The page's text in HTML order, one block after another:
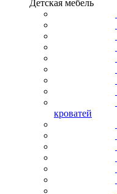
Детская мебель
кроватей